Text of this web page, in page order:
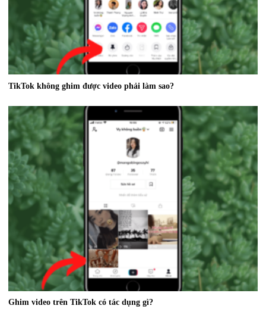
TikTok không ghim được video phải làm sao?
Ghim video trên TikTok có tác dụng gì?